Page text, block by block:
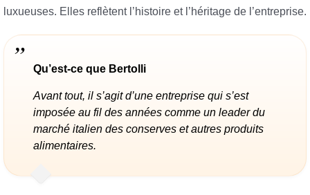
luxueuses. Elles reflètent l’histoire et l’héritage de l’entreprise.
Qu’est-ce que Bertolli
Avant tout, il s’agit d’une entreprise qui s’est
imposée au fil des années comme un leader du
marché italien des conserves et autres produits
alimentaires.